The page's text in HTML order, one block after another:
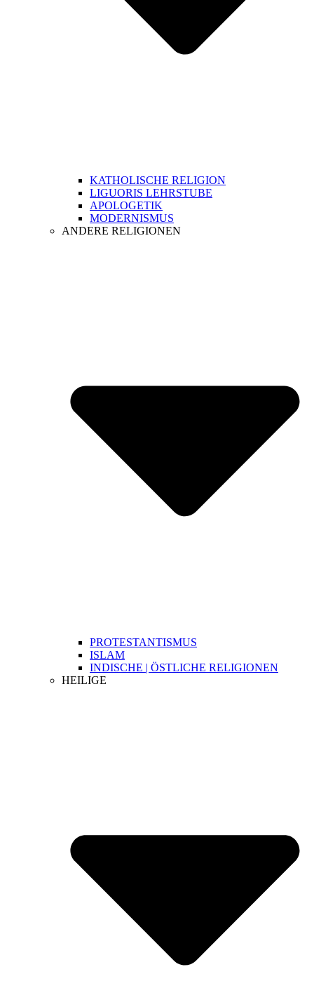
KATHOLISCHE RELIGION
LIGUORIS LEHRSTUBE
APOLOGETIK
MODERNISMUS
ANDERE RELIGIONEN
PROTESTANTISMUS
ISLAM
INDISCHE | ÖSTLICHE RELIGIONEN
HEILIGE